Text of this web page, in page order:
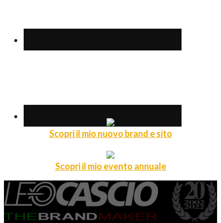
Scopri il mio nuovo brand e sito
Scopri il mio evento annuale